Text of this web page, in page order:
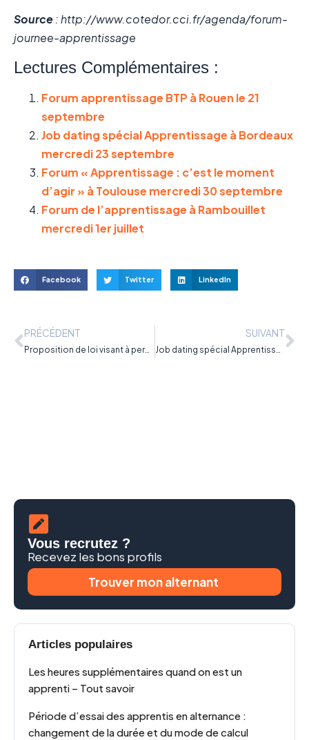
Source: http://www.cotedor.cci.fr/agenda/forum-
journee-apprentissage
Lectures Complémentaires :
Forum apprentissage BTP à Rouen le 21
septembre
Job dating spécial Apprentissage à Bordeaux
mercredi 23 septembre
Forum « Apprentissage : c’est le moment
d’agir » à Toulouse mercredi 30 septembre
Forum de l’apprentissage à Rambouillet
mercredi 1er juillet
Facebook Twitter LinkedIn
PRÉCÉDENT
Proposition de loi visant à permettre l’apprentissage dès 14 ans
SUIVANT
Job dating spécial Apprentissage à Bordeaux mercredi 23 septembre
Vous recrutez ?
Recevez les bons profils
Trouver mon alternant
Articles populaires
Les heures supplémentaires quand on est un
apprenti – Tout savoir
Période d’essai des apprentis en alternance :
changement de la durée et du mode de calcul